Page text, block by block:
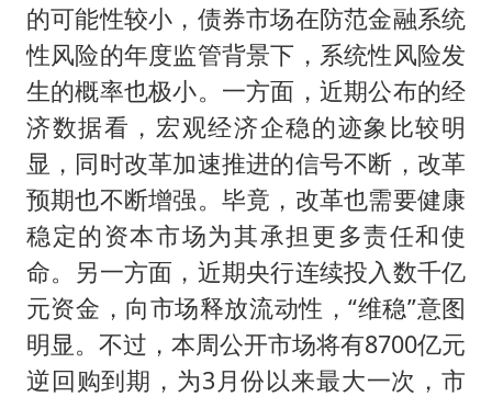
的可能性较小，债券市场在防范金融系统
性风险的年度监管背景下，系统性风险发
生的概率也极小。一方面，近期公布的经
济数据看，宏观经济企稳的迹象比较明
显，同时改革加速推进的信号不断，改革
预期也不断增强。毕竟，改革也需要健康
稳定的资本市场为其承担更多责任和使
命。另一方面，近期央行连续投入数千亿
元资金，向市场释放流动性，“维稳”意图
明显。不过，本周公开市场将有8700亿元
逆回购到期，为3月份以来最大一次，市